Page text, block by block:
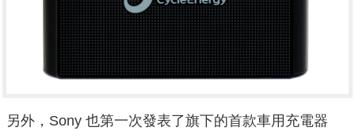
另外，Sony 也第一次發表了旗下的首款車用充電器